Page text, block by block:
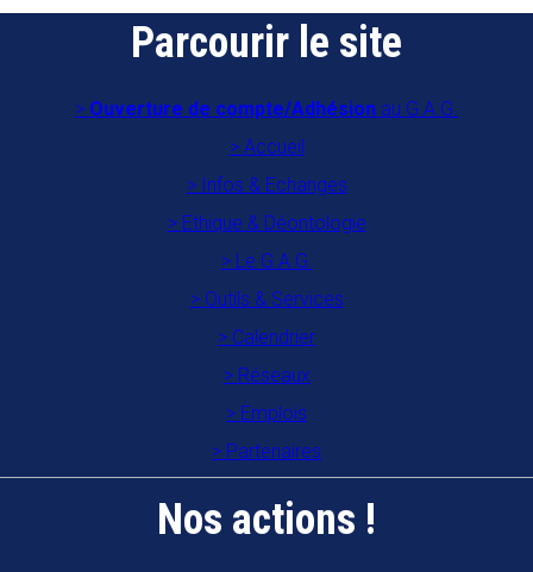
Parcourir le site
Ouverture de compte/Adhésion au G.A.G.
Accueil
Infos & Echanges
Ethique & Déontologie
Le G.A.G.
Outils & Services
Calendrier
Réseaux
Emplois
Partenaires
Nos actions !